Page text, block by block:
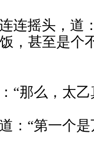
连摇头，道
，甚至是个
“那么，太乙
：“第一个是